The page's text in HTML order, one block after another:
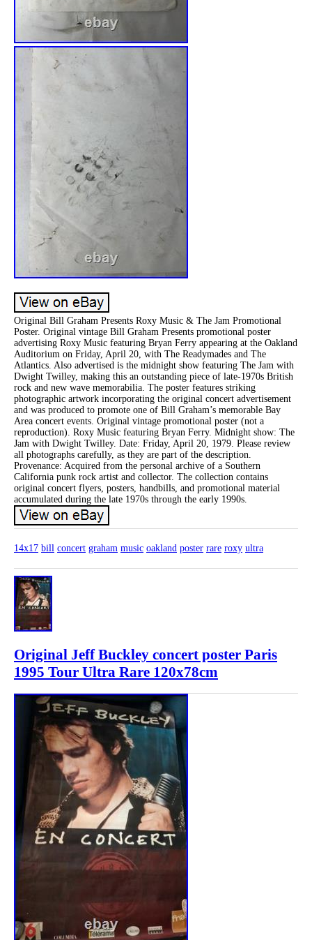
Original Bill Graham Presents Roxy Music & The Jam Promotional
Poster. Original vintage Bill Graham Presents promotional poster
advertising Roxy Music featuring Bryan Ferry appearing at the Oakland
Auditorium on Friday, April 20, with The Readymades and The
Atlantics. Also advertised is the midnight show featuring The Jam with
Dwight Twilley, making this an outstanding piece of late-1970s British
rock and new wave memorabilia. The poster features striking
photographic artwork incorporating the original concert advertisement
and was produced to promote one of Bill Graham’s memorable Bay
Area concert events. Original vintage promotional poster (not a
reproduction). Roxy Music featuring Bryan Ferry. Midnight show: The
Jam with Dwight Twilley. Date: Friday, April 20, 1979. Please review
all photographs carefully, as they are part of the description.
Provenance: Acquired from the personal archive of a Southern
California punk rock artist and collector. The collection contains
original concert flyers, posters, handbills, and promotional material
accumulated during the late 1970s through the early 1990s.
14x17 bill concert graham music oakland poster rare roxy ultra
Original Jeff Buckley concert poster Paris
1995 Tour Ultra Rare 120x78cm